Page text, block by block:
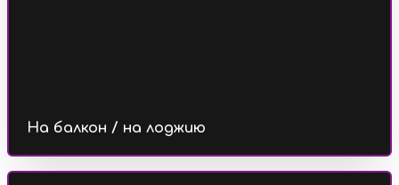
На балкон / на лоджию